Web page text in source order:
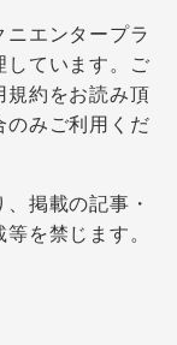
ニエンタープラ
しています。ご
規約をお読み頂
のみご利用くだ
掲載の記事・
を禁じます。